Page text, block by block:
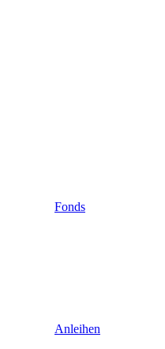
Fonds
Anleihen